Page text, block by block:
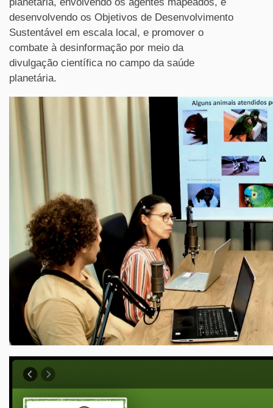
desenvolvendo os Objetivos de Desenvolvimento
Sustentável em escala local, e promover o
combate à desinformação por meio da
divulgação científica no campo da saúde
planetária.